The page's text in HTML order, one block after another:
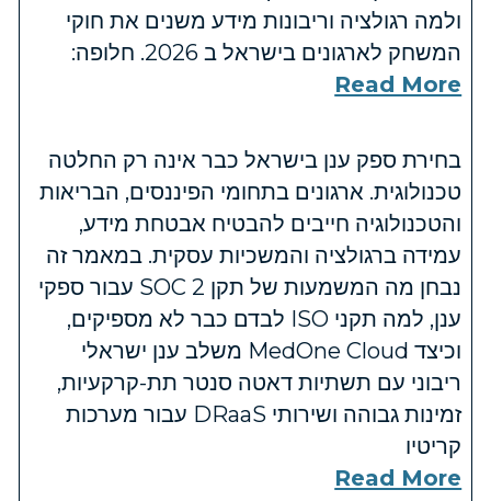
ולמה רגולציה וריבונות מידע משנים את חוקי
המשחק לארגונים בישראל ב 2026. חלופה:
Read More
בחירת ספק ענן בישראל כבר אינה רק החלטה
טכנולוגית. ארגונים בתחומי הפיננסים, הבריאות
והטכנולוגיה חייבים להבטיח אבטחת מידע,
עמידה ברגולציה והמשכיות עסקית. במאמר זה
נבחן מה המשמעות של תקן SOC 2 עבור ספקי
ענן, למה תקני ISO לבדם כבר לא מספיקים,
וכיצד MedOne Cloud משלב ענן ישראלי
ריבוני עם תשתיות דאטה סנטר תת-קרקעיות,
זמינות גבוהה ושירותי DRaaS עבור מערכות
קריטיו
Read More